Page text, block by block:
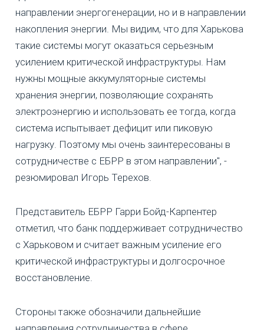
направлении энергогенерации, но и в направлении
накопления энергии. Мы видим, что для Харькова
такие системы могут оказаться серьезным
усилением критической инфраструктуры. Нам
нужны мощные аккумуляторные системы
хранения энергии, позволяющие сохранять
электроэнергию и использовать ее тогда, когда
система испытывает дефицит или пиковую
нагрузку. Поэтому мы очень заинтересованы в
сотрудничестве с ЕБРР в этом направлении", -
резюмировал Игорь Терехов.
Представитель ЕБРР Гарри Бойд-Карпентер
отметил, что банк поддерживает сотрудничество
с Харьковом и считает важным усиление его
критической инфраструктуры и долгосрочное
восстановление.
Стороны также обозначили дальнейшие